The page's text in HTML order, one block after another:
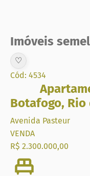
Imóveis
♡
Cód: 4534
Botafogo, Rio
Avenida Pasteur
VENDA
R$ 2.300.000,00